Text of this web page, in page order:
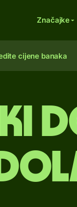
Značajke
cijene banaka